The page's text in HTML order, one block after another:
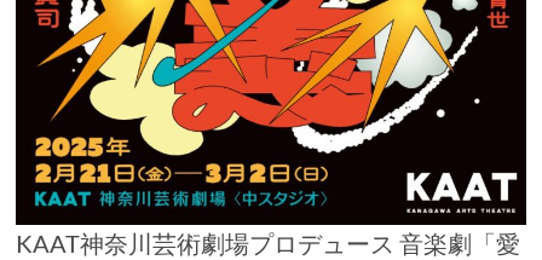
KAAT神奈川芸術劇場プロデュース 音楽劇「愛